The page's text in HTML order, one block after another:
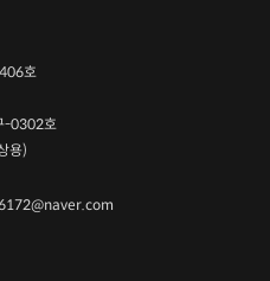
호
-0302호
용)